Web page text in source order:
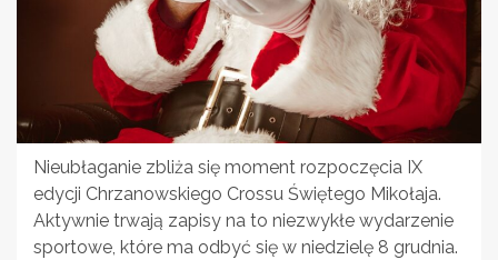
Nieubłaganie zbliża się moment rozpoczęcia IX
edycji Chrzanowskiego Crossu Świętego Mikołaja.
Aktywnie trwają zapisy na to niezwykłe wydarzenie
sportowe, które ma odbyć się w niedzielę 8 grudnia.